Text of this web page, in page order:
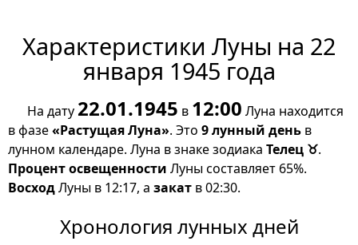
Характеристики Луны на 22
января 1945 года
На дату 22.01.1945 в 12:00 Луна находится
в фазе«Растущая Луна». Это 9 лунный день в
лунном календаре. Луна в знаке зодиака Телец ♉.
Процент освещенности Луны составляет 65%.
ВосходЛуны в 12:17, а закат в 02:30.
Хронология лунных дней